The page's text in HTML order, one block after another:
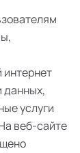
интернет
данных,
услуги
веб-сайте